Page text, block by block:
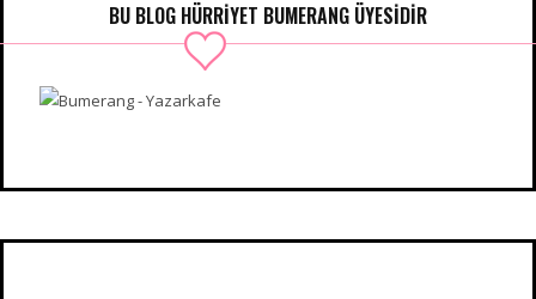
BU BLOG HÜRRIYET BUMERANG ÜYESIDIR